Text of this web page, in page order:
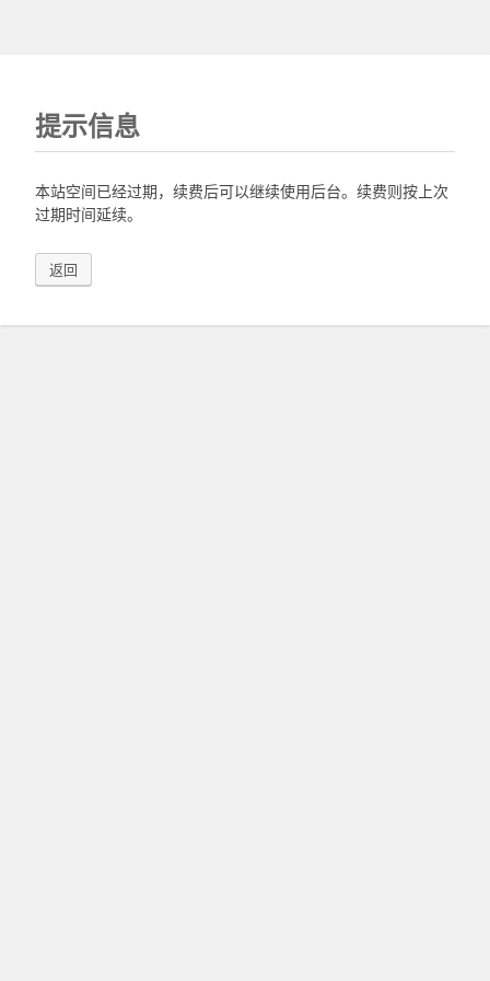
提示信息
本站空间已经过期，续费后可以继续使用后台。续费则按上次
过期时间延续。
返回